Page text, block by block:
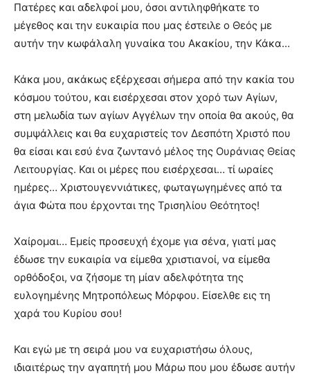
Πατέρες και αδελφοί μου, όσοι αντιληφθήκατε το
μέγεθος και την ευκαιρία που μας έστειλε ο Θεός με
αυτήν την κωφάλαλη γυναίκα του Ακακίου, την Κάκα…
Κάκα μου, ακάκως εξέρχεσαι σήμερα από την κακία του
κόσμου τούτου, και εισέρχεσαι στον χορό των Αγίων,
στη μελωδία των αγίων Αγγέλων την οποία θα ακούς, θα
συμψάλλεις και θα ευχαριστείς τον Δεσπότη Χριστό που
θα είσαι και εσύ ένα ζωντανό μέλος της Ουράνιας Θείας
Λειτουργίας. Και οι μέρες που εισέρχεσαι… τί ωραίες
ημέρες… Χριστουγεννιάτικες, φωταγωγημένες από τα
άγια Φώτα που έρχονται της Τρισηλίου Θεότητος!
Χαίρομαι… Εμείς προσευχή έχομε για σένα, γιατί μας
έδωσε την ευκαιρία να είμεθα χριστιανοί, να είμεθα
ορθόδοξοι, να ζήσομε τη μίαν αδελφότητα της
ευλογημένης Μητροπόλεως Μόρφου. Είσελθε εις τη
χαρά του Κυρίου σου!
Και εγώ με τη σειρά μου να ευχαριστήσω όλους,
ιδιαιτέρως την αγαπητή μου Μάρω που μου έδωσε αυτήν